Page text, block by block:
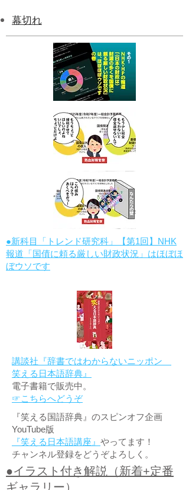
幕切れ
●新科目「トレンド研究科」【第1回】NHK
報道「国債に頼る厳しい財政状況」はほぼほ
ぼウソです
講談社『辞書ではわからないニッポン
笑える日本語辞典』
電子書籍で販売中。
☞こちらへどうぞ
『笑える国語辞典』のスピンオフ企画
YouTube版
『笑える日本語講座』 やってます！
チャンネル登録をどうぞよろしく。
●イラスト付き解説（新着+定番
ギャラリー）